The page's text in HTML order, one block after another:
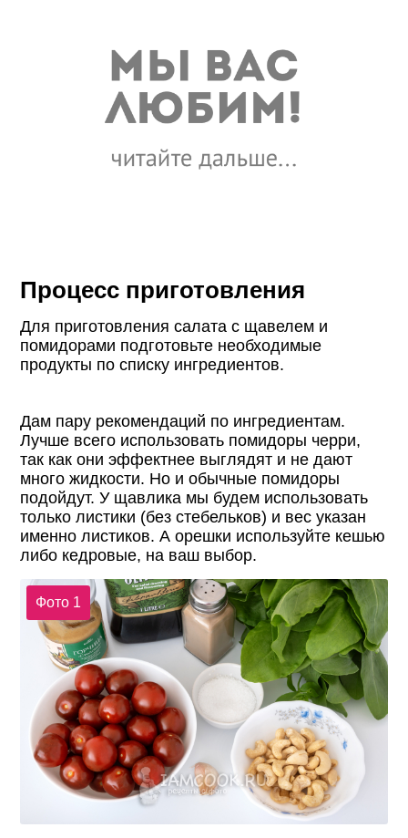
Процесс приготовления
Для приготовления салата с щавелем и
помидорами подготовьте необходимые
продукты по списку ингредиентов.
Дам пару рекомендаций по ингредиентам.
Лучше всего использовать помидоры черри,
так как они эффектнее выглядят и не дают
много жидкости. Но и обычные помидоры
подойдут. У щавлика мы будем использовать
только листики (без стебельков) и вес указан
именно листиков. А орешки используйте кешью
либо кедровые, на ваш выбор.
Фото 1